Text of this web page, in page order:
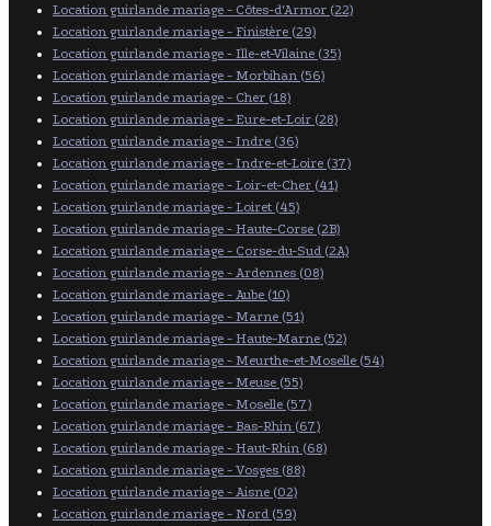
Location guirlande mariage - Côtes-d'Armor (22)
Location guirlande mariage - Finistère (29)
Location guirlande mariage - Ille-et-Vilaine (35)
Location guirlande mariage - Morbihan (56)
Location guirlande mariage - Cher (18)
Location guirlande mariage - Eure-et-Loir (28)
Location guirlande mariage - Indre (36)
Location guirlande mariage - Indre-et-Loire (37)
Location guirlande mariage - Loir-et-Cher (41)
Location guirlande mariage - Loiret (45)
Location guirlande mariage - Haute-Corse (2B)
Location guirlande mariage - Corse-du-Sud (2A)
Location guirlande mariage - Ardennes (08)
Location guirlande mariage - Aube (10)
Location guirlande mariage - Marne (51)
Location guirlande mariage - Haute-Marne (52)
Location guirlande mariage - Meurthe-et-Moselle (54)
Location guirlande mariage - Meuse (55)
Location guirlande mariage - Moselle (57)
Location guirlande mariage - Bas-Rhin (67)
Location guirlande mariage - Haut-Rhin (68)
Location guirlande mariage - Vosges (88)
Location guirlande mariage - Aisne (02)
Location guirlande mariage - Nord (59)